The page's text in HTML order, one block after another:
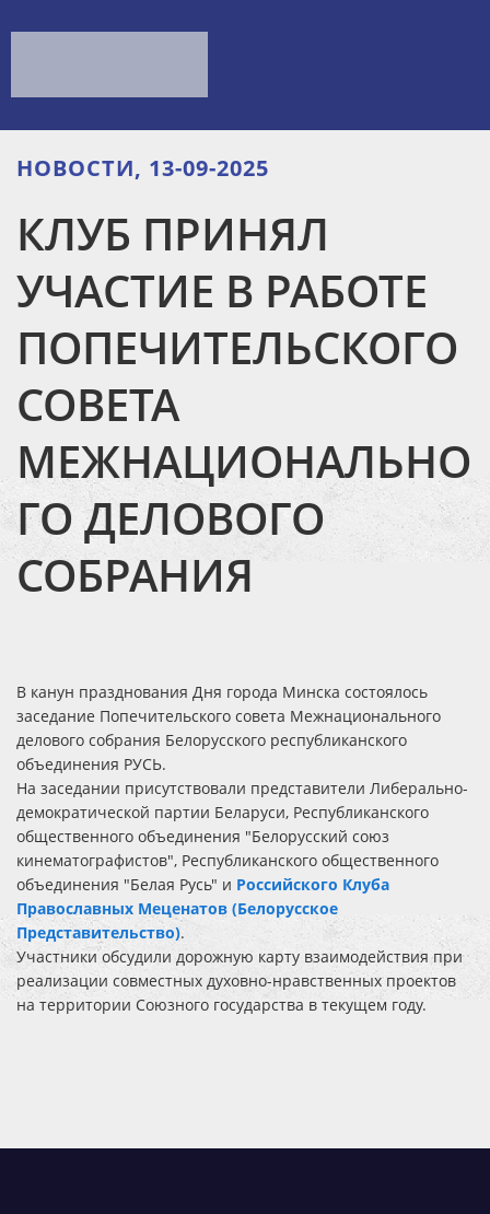
НОВОСТИ, 13-09-2025
КЛУБ ПРИНЯЛ
УЧАСТИЕ В РАБОТЕ
ПОПЕЧИТЕЛЬСКОГО
СОВЕТА
МЕЖНАЦИОНАЛЬНО
ГО ДЕЛОВОГО
СОБРАНИЯ
В канун празднования Дня города Минска состоялось
заседание Попечительского совета Межнационального
делового собрания Белорусского республиканского
объединения РУСЬ.
На заседании присутствовали представители Либерально-
демократической партии Беларуси, Республиканского
общественного объединения "Белорусский союз
кинематографистов", Республиканского общественного
объединения "Белая Русь" и Российского Клуба
Православных Меценатов (Белорусское
Представительство).
Участники обсудили дорожную карту взаимодействия при
реализации совместных духовно-нравственных проектов
на территории Союзного государства в текущем году.